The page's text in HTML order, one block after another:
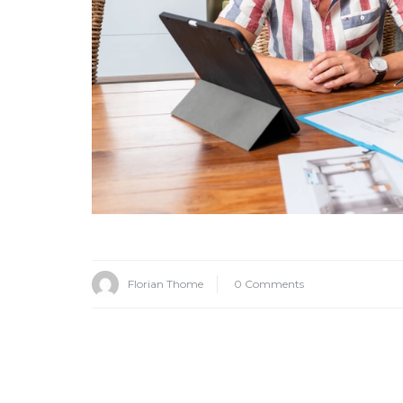
Florian Thome 0 Comments